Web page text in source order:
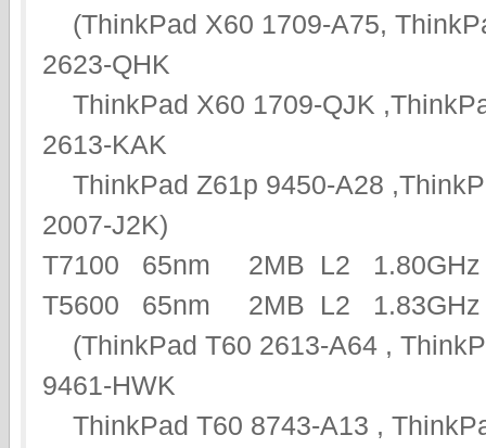
(ThinkPad X60 1709-A75,
2623-QHK
ThinkPad X60 1709-QJK
2613-KAK
ThinkPad Z61p 9450-A28
2007-J2K)
T7100 65nm 2MB L2
T5600 65nm 2MB L2 1.83GHz
(ThinkPad T60 2613-A64 ,
9461-HWK
ThinkPad T60 8743-A13 ,